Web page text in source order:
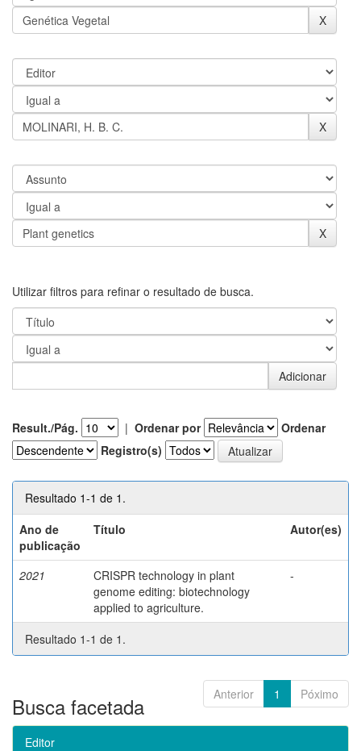
Utilizar filtros para refinar o resultado de busca.
Result./Pág. | Ordenar por
Ordenar
Registro(s)
Resultado 1-1 de 1.
Ano de
publicação
Título Autor(es)
2021
CRISPR technology in plant
genome editing: biotechnology
applied to agriculture.
-
Resultado 1-1 de 1.
Anterior 1 Póximo
Busca facetada
Editor